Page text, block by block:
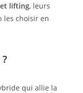
lifting, leurs
les choisir en
qui allie la